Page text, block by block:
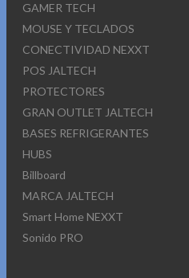
GAMER TECH
MOUSE Y TECLADOS
CONECTIVIDAD NEXXT
POS JALTECH
PROTECTORES
GRAN OUTLET JALTECH
BASES REFRIGERANTES
HUBS
Billboard
MARCA JALTECH
Smart Home NEXXT
Sonido PRO